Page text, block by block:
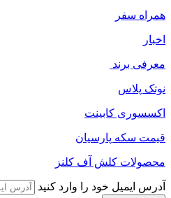
همراه سفر
اخبار
معرفی برند
نوتک پلاس
اکسسوری کابینت
قیمت سکه پارسیان
محصولات کلش آف کلنز
آدرس ایمیل خود را وارد کنید